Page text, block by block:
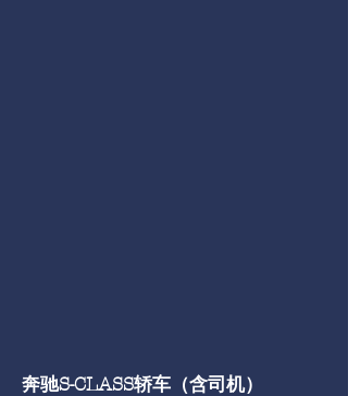
​奔驰S-CLASS轿车（含司机）